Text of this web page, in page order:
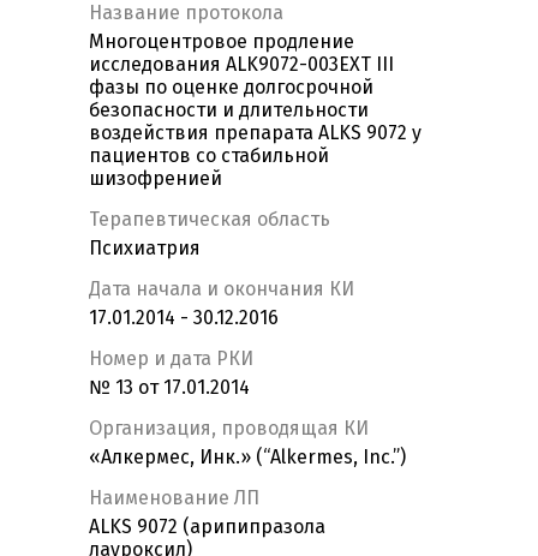
Название протокола
Многоцентровое продление
исследования ALK9072-003EXT III
фазы по оценке долгосрочной
безопасности и длительности
воздействия препарата ALKS 9072 у
пациентов со стабильной
шизофренией
Терапевтическая область
Психиатрия
Дата начала и окончания КИ
17.01.2014 - 30.12.2016
Номер и дата РКИ
№ 13 от 17.01.2014
Организация, проводящая КИ
«Алкермес, Инк.» (“Alkermes, Inc.”)
Наименование ЛП
ALKS 9072 (арипипразола
лауроксил)